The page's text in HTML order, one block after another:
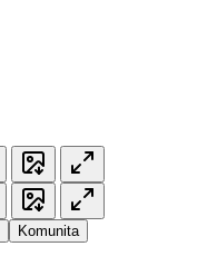
Komunita